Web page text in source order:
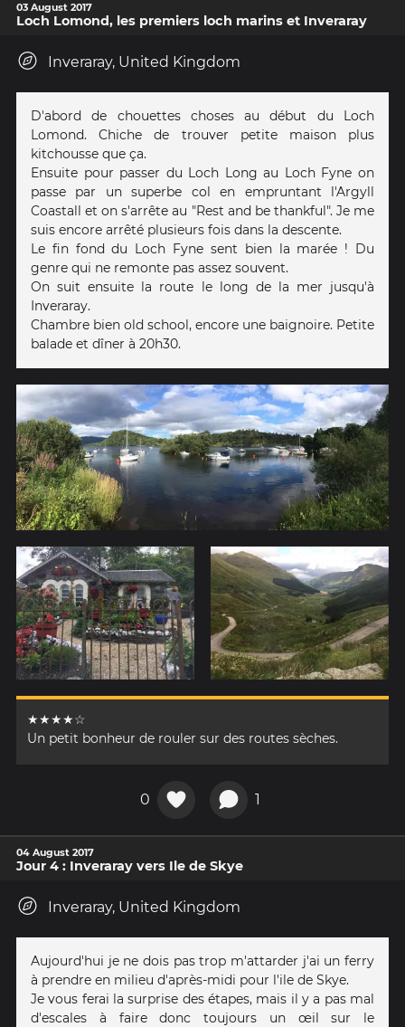
03 August 2017
Loch Lomond, les premiers loch marins et Inveraray
Inveraray, United Kingdom
D'abord de chouettes choses au début du Loch
Lomond. Chiche de trouver petite maison plus
kitchousse que ça.
Ensuite pour passer du Loch Long au Loch Fyne on
passe par un superbe col en empruntant l'Argyll
Coastall et on s'arrête au "Rest and be thankful". Je me
suis encore arrêté plusieurs fois dans la descente.
Le fin fond du Loch Fyne sent bien la marée ! Du
genre qui ne remonte pas assez souvent.
On suit ensuite la route le long de la mer jusqu'à
Inveraray.
Chambre bien old school, encore une baignoire. Petite
balade et dîner à 20h30.
★★★★☆
Un petit bonheur de rouler sur des routes sèches.
0 1
04 August 2017
Jour 4 : Inveraray vers Ile de Skye
Inveraray, United Kingdom
Aujourd'hui je ne dois pas trop m'attarder j'ai un ferry
à prendre en milieu d'après-midi pour l'ile de Skye.
Je vous ferai la surprise des étapes, mais il y a pas mal
d'escales à faire donc toujours un œil sur le